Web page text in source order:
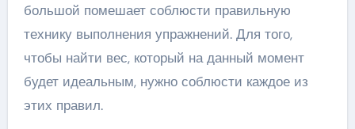
большой помешает соблюсти правильную
технику выполнения упражнений. Для того,
чтобы найти вес, который на данный момент
будет идеальным, нужно соблюсти каждое из
этих правил.